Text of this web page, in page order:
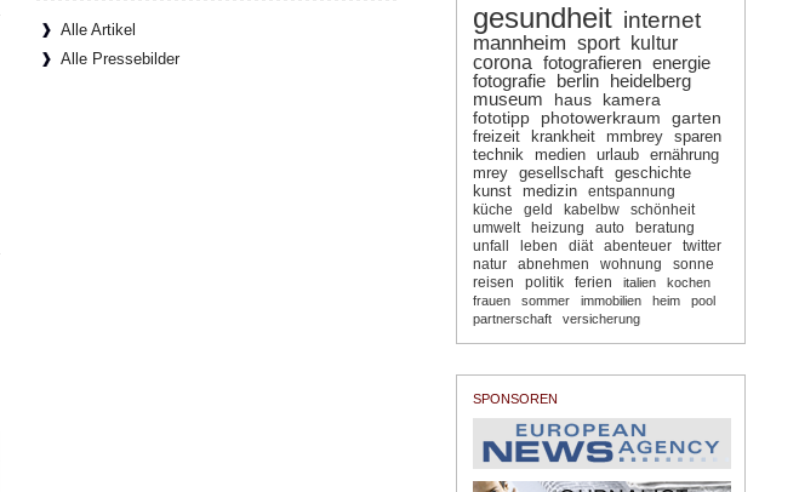
Alle Artikel
Alle Pressebilder
gesundheit internet
mannheim sport
kultur
corona fotografieren energie
fotografie
berlin
heidelberg
museum
haus kamera
fototipp photowerkraum
garten
freizeit
krankheit mmbrey
sparen
technik
medien urlaub
ernährung
mrey
gesellschaft
geschichte
kunst
medizin
entspannung
küche
geld kabelbw
schönheit
umwelt
heizung auto
beratung
unfall
leben diät abenteuer
twitter
natur
abnehmen wohnung
sonne
reisen
politik ferien italien
kochen
frauen
sommer immobilien heim
pool
partnerschaft
versicherung
SPONSOREN